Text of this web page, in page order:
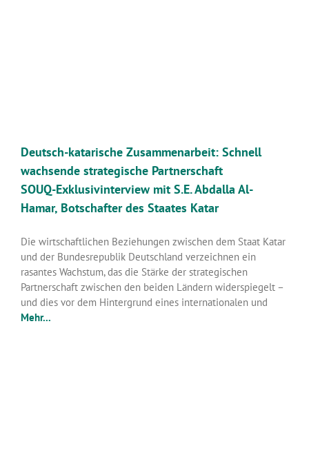
Deutsch-katarische Zusammenarbeit: Schnell
wachsende strategische Partnerschaft
SOUQ-Exklusivinterview mit S.E. Abdalla Al-
Hamar, Botschafter des Staates Katar
Die wirtschaftlichen Beziehungen zwischen dem Staat Katar
und der Bundesrepublik Deutschland verzeichnen ein
rasantes Wachstum, das die Stärke der strategischen
Partnerschaft zwischen den beiden Ländern widerspiegelt –
und dies vor dem Hintergrund eines internationalen und
Mehr...